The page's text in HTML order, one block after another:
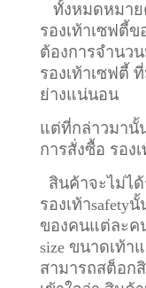
ทั้งหมดหมาย
รองเท้าเซฟตี้
ต้องการจำนว
รองเท้าเซฟตี้
ย่างแน่นอน
แต่ที่กล่าวมานั้
การสั่งซื้อ รอง
สินค้าจะไม่ไ
รองเท้าsafety
ของคนแต่ละค
size ขนาดเท้า
สามารถสต็อก